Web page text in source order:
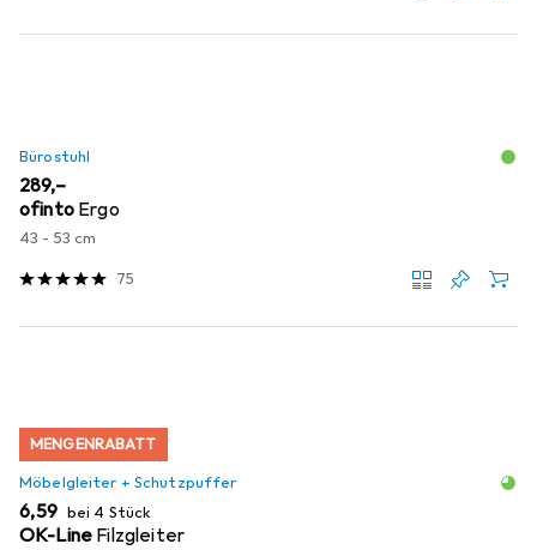
Bürostuhl
EUR
289,–
ofinto Ergo
43 - 53 cm
75
MENGENRABATT
Möbelgleiter + Schutzpuffer
EUR
6,59 bei 4 Stück
OK-Line Filzgleiter